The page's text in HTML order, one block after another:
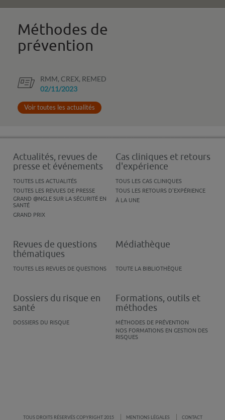
Méthodes de
prévention
RMM, CREX, REMED
02/11/2023
Voir toutes les actualités
Actualités, revues de
presse et événements
TOUTES LES ACTUALITÉS
TOUTES LES REVUES DE PRESSE
GRAND @NGLE SUR LA SÉCURITÉ EN
SANTÉ
GRAND PRIX
Cas cliniques et retours
d'expérience
TOUS LES CAS CLINIQUES
TOUS LES RETOURS D'EXPÉRIENCE
À LA UNE
Revues de questions
thématiques
TOUTES LES REVUES DE QUESTIONS
Médiathèque
TOUTE LA BIBLIOTHÈQUE
Dossiers du risque en
santé
DOSSIERS DU RISQUE
Formations, outils et
méthodes
MÉTHODES DE PRÉVENTION
NOS FORMATIONS EN GESTION DES
RISQUES
TOUS DROITS RÉSERVÉS COPYRIGHT 2015 MENTIONS LÉGALES CONTACT